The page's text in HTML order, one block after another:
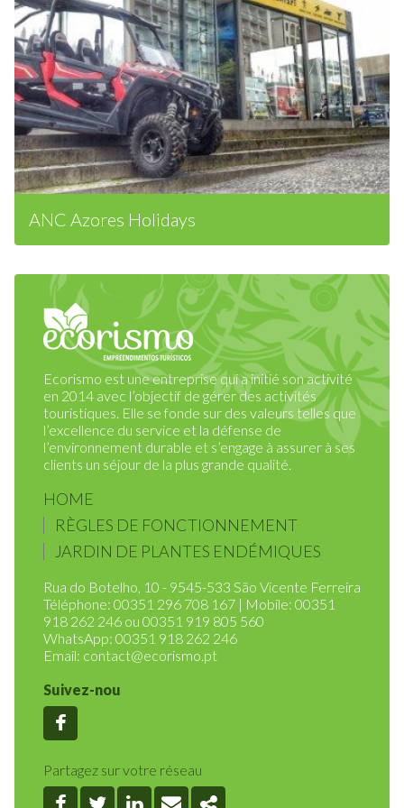
ANC Azores Holidays
Ecorismo est une entreprise qui a initié son activité
en 2014 avec l’objectif de gérer des activités
touristiques. Elle se fonde sur des valeurs telles que
l’excellence du service et la défense de
l’environnement durable et s’engage à assurer à ses
clients un séjour de la plus grande qualité.
HOME
RÈGLES DE FONCTIONNEMENT
JARDIN DE PLANTES ENDÉMIQUES
Rua do Botelho, 10 - 9545-533 São Vicente Ferreira
Téléphone: 00351 296 708 167 | Mobile: 00351
918 262 246 ou 00351 919 805 560
WhatsApp: 00351 918 262 246
Email: contact@ecorismo.pt
Suivez-nou
Partagez sur votre réseau
FacebookTwitterLinkedin
Email